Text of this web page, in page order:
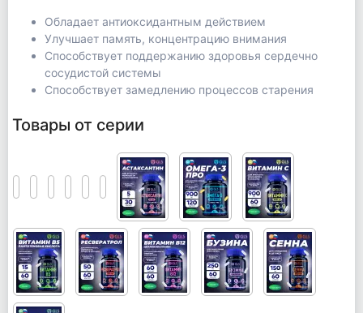
Обладает антиоксидантным действием
Улучшает память, концентрацию внимания
Способствует поддержанию здоровья сердечно
сосудистой системы
Способствует замедлению процессов старения
Товары от серии